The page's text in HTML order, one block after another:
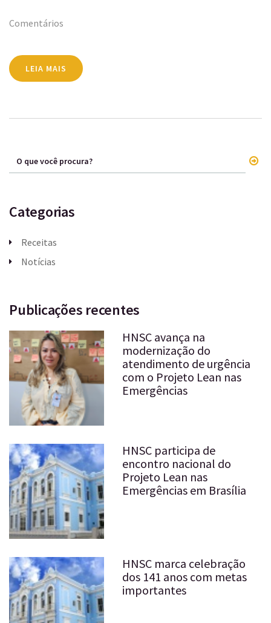
Comentários
LEIA MAIS
Categorias
Receitas
Notícias
Publicações recentes
HNSC avança na
modernização do
atendimento de urgência
com o Projeto Lean nas
Emergências
HNSC participa de
encontro nacional do
Projeto Lean nas
Emergências em Brasília
HNSC marca celebração
dos 141 anos com metas
importantes